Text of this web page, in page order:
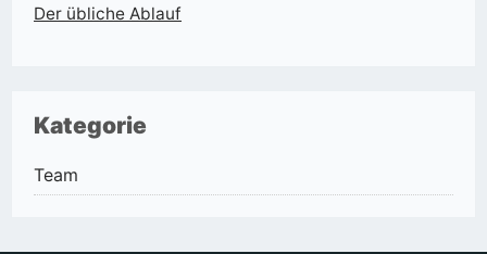
Der übliche Ablauf
Kategorie
Team